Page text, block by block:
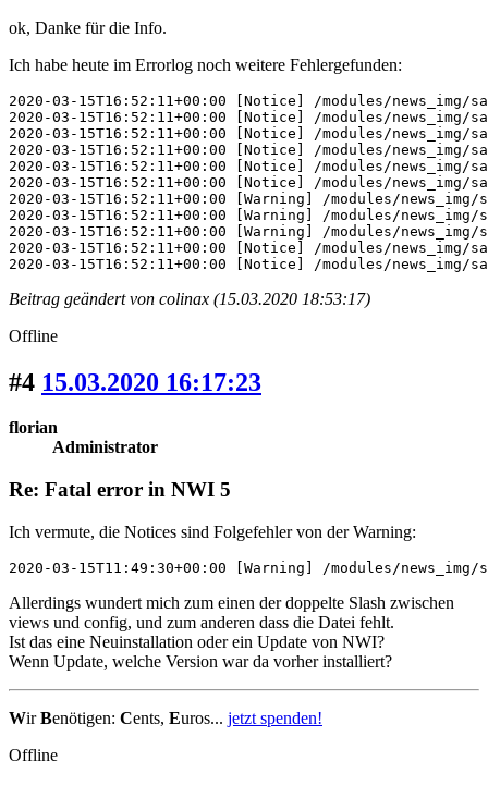
ok, Danke für die Info.
Ich habe heute im Errorlog noch weitere Fehlergefunden:
2020-03-15T16:52:11+00:00 [Notice] /modules/
2020-03-15T16:52:11+00:00 [Notice] /modules/
2020-03-15T16:52:11+00:00 [Notice] /modules/
2020-03-15T16:52:11+00:00 [Notice] /modules/
2020-03-15T16:52:11+00:00 [Notice] /modules/
2020-03-15T16:52:11+00:00 [Notice] /modules/
2020-03-15T16:52:11+00:00 [Warning] /modules/
2020-03-15T16:52:11+00:00 [Warning] /modules/
2020-03-15T16:52:11+00:00 [Warning] /modules/
2020-03-15T16:52:11+00:00 [Notice] /modules/
2020-03-15T16:52:11+00:00 [Notice] /modules/
Beitrag geändert von colinax (15.03.2020 18:53:17)
Offline
#4 15.03.2020 16:17:23
florian
Administrator
Re: Fatal error in NWI 5
Ich vermute, die Notices sind Folgefehler von der Warning:
2020-03-15T11:49:30+00:00 [Warning] /modules/
Allerdings wundert mich zum einen der doppelte Slash zwischen
views und config, und zum anderen dass die Datei fehlt.
Ist das eine Neuinstallation oder ein Update von NWI?
Wenn Update, welche Version war da vorher installiert?
WirBenötigen: Cents, Euros... jetzt spenden!
Offline